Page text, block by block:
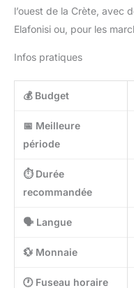
l’ouest de la Crète, avec
Elafonisi ou, pour les
Infos pratiques
💰 Budget
📅 Meilleure
période
⏱️ Durée
recommandée
🗣️ Langue
💱 Monnaie
🕐 Fuseau horaire